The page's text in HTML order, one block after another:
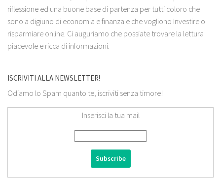
riflessione ed una buone base di partenza per tutti coloro che
sono a digiuno di economia e finanza e che vogliono Investire o
risparmiare online. Ci auguriamo che possiate trovare la lettura
piacevole e ricca di informazioni.
ISCRIVITI ALLA NEWSLETTER!
Odiamo lo Spam quanto te, iscriviti senza timore!
Inserisci la tua mail